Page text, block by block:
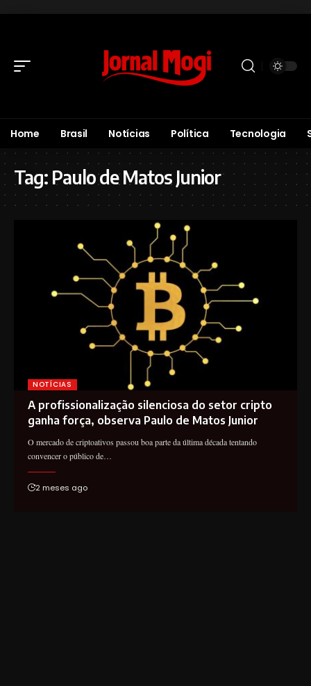
Home Brasil Notícias Política Tecnologia
Tag: Paulo de Matos Junior
NOTÍCIAS
A profissionalização silenciosa do setor cripto
ganha força, observa Paulo de Matos Junior
O mercado de criptoativos passou boa parte da última década tentando
convencer o público de…
2 meses ago